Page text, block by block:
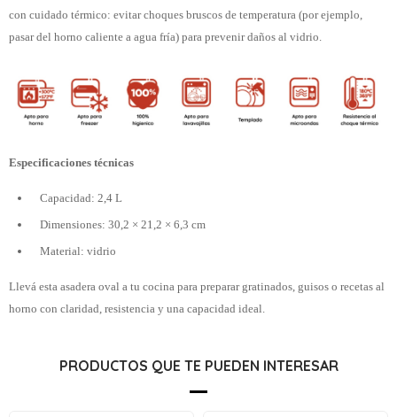
con cuidado térmico: evitar choques bruscos de temperatura (por ejemplo,
pasar del horno caliente a agua fría) para prevenir daños al vidrio.
Especificaciones técnicas
Capacidad: 2,4 L
Dimensiones: 30,2 × 21,2 × 6,3 cm
Material: vidrio
Llevá esta asadera oval a tu cocina para preparar gratinados, guisos o recetas al
horno con claridad, resistencia y una capacidad ideal.
PRODUCTOS QUE TE PUEDEN INTERESAR